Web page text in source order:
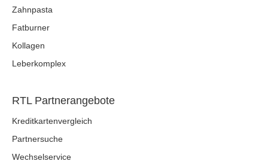
Zahnpasta
Fatburner
Kollagen
Leberkomplex
RTL Partnerangebote
Kreditkartenvergleich
Partnersuche
Wechselservice